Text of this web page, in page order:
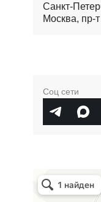
Соц сети
Санкт-
Москва, пр-